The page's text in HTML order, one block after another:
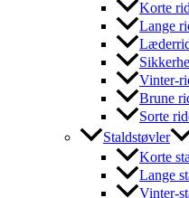
Korte
Lange
Vinter-
Brune
Sorte
Staldstøvler
Korte
Lange
Vinter-